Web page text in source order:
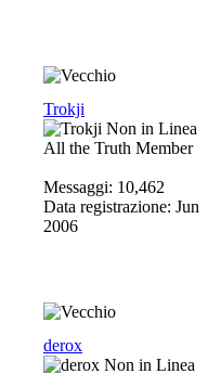
Trokji
All the Truth Member
Messaggi: 10,462
Data registrazione: Jun
2006
derox